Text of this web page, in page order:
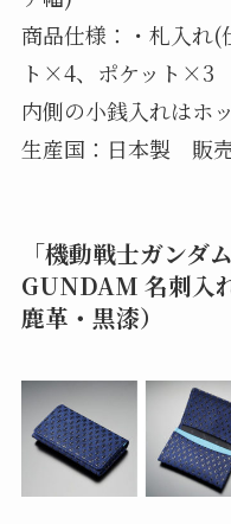
商品仕様：・札入れ
ト×4、ポケット×3
内側の小銭入れはホ
生産国：日本製 販
「機動戦士ガン
GUNDAM 名刺入
鹿革・黒漆）